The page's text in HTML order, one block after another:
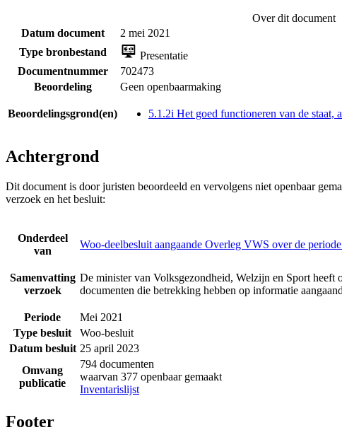
Over dit document
Datum document
2 mei 2021
Type bronbestand
Presentatie
Documentnummer
702473
Beoordeling
Geen openbaarmaking
Beoordelingsgrond(en) 5.1.2i Het goed functioneren van de staat,
Achtergrond
Dit document is door juristen beoordeeld en vervolgens niet openbaar
verzoek en het besluit:
Onderdeel
van
Woo-deelbesluit aangaande Overleg VWS over de
Samenvatting
verzoek
De minister van Volksgezondheid, Welzijn en Sport heeft
documenten die betrekking hebben op informatie
Periode
Mei 2021
Type besluit
Woo-besluit
Datum besluit 25 april 2023
Omvang
publicatie
794 documenten
waarvan 377 openbaar gemaakt
Inventarislijst
Footer